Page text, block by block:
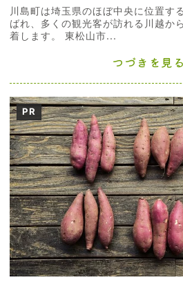
川島町は埼玉県のほぼ中央に位置す
ばれ、多くの観光客が訪れる川越か
着します。 東松山市...
つづきを見る
PR